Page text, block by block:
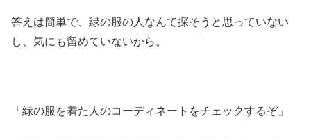
答えは簡単で、緑の服の人なんて探そうと思っていない
し、気にも留めていないから。
「緑の服を着た人のコーディネートをチェックするぞ」